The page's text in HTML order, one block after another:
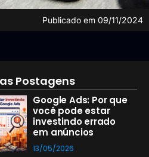
Publicado em 09/11/2024
Postagens
Google Ads: Por que
você pode estar
investindo errado
em anúncios
13/05/2026